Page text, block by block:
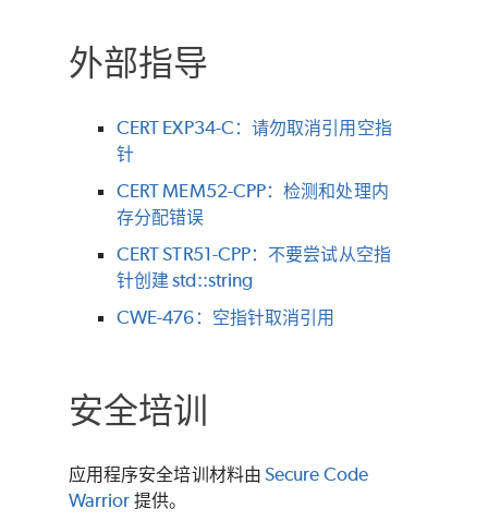
外部指导
CERT EXP34-C：请勿取消引用空指
针
CERT MEM52-CPP：检测和处理内
存分配错误
CERT STR51-CPP：不要尝试从空指
针创建 std::string
CWE-476：空指针取消引用
安全培训
应用程序安全培训材料由 Secure Code
Warrior 提供。